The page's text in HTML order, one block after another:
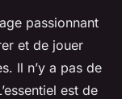
passionnant
et de jouer
Il n’y a pas de
est de